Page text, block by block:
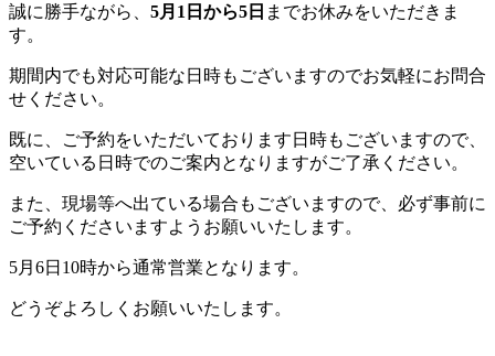
誠に勝手ながら、 5月1日から5日 までお休みをいただきま
す。
期間内でも対応可能な日時もございますのでお気軽にお問合
せください。
既に、ご予約をいただいております日時もございますので、
空いている日時でのご案内となりますがご了承ください。
また、現場等へ出ている場合もございますので、必ず事前に
ご予約くださいますようお願いいたします。
5月6日10時から通常営業となります。
どうぞよろしくお願いいたします。